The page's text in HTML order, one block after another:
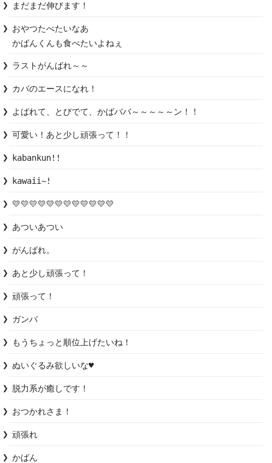
まだまだ伸びます！
おやつたべたいなあ
かばんくんも食べたいよねぇ
ラストがんばれ～～
カバのエースになれ！
よばれて、とびでて、かばババ～～～～～ン！！
可愛い！あと少し頑張って！！
kabankun!!
kawaii~!
💛💛💛💛💛💛💛💛💛💛💛💛
あついあつい
がんばれ。
あと少し頑張って！
頑張って！
ガンバ
もうちょっと順位上げたいね！
ぬいぐるみ欲しいな♥️
脱力系が癒しです！
おつかれさま！
頑張れ
かばん